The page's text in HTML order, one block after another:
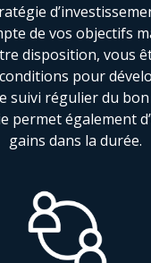
de vos objectifs
disposition, vous
pour
suivi régulier du
permet également
gains dans la durée.